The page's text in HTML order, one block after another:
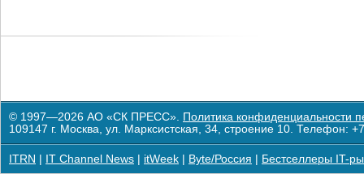
© 1997—2026 АО «СК ПРЕСС». Политика конфиденциальности
109147 г. Москва, ул. Марксистская, 34, строение 10. Телефон:
ITRN IT Channel News itWeek Byte/Россия Бестселлеры IT-